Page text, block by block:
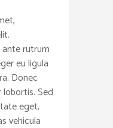
rutrum
eu ligula
Donec
lobortis. Sed
eget,
vehicula